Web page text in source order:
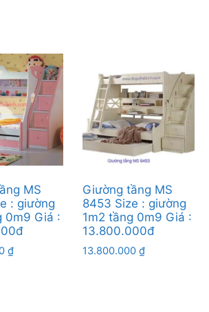
MS
: giường
0m9 Giá :
₫
Giường tầng MS
8453 Size : giường
1m2 tầng 0m9 Giá :
13.800.000đ
13.800.000 ₫